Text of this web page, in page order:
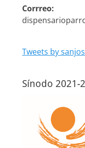
Corrreo:
Tweets by
Sínodo 2021-